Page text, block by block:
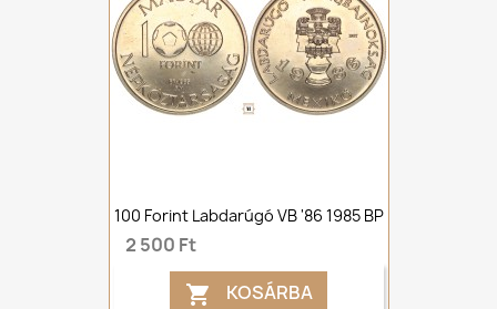
100 Forint Labdarúgó VB '86 1985 BP
2 500 Ft
 KOSÁRBA